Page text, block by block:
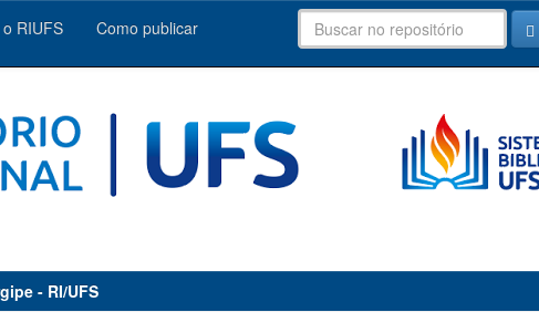
RIUFS Como publicar
- RI/UFS